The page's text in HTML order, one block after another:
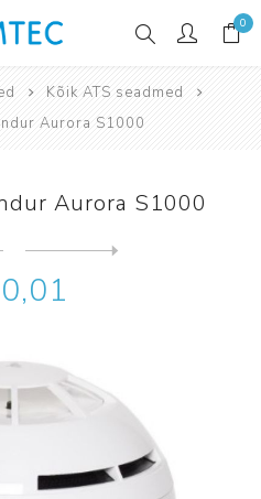
0
Kõik ATS seadmed
Aurora S1000
Aurora S1000